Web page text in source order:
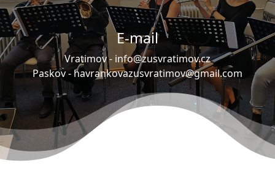
E-mail
Vratimov - info@zusvratimov.cz
Paskov -havrankovazusvratimov@gmail.com